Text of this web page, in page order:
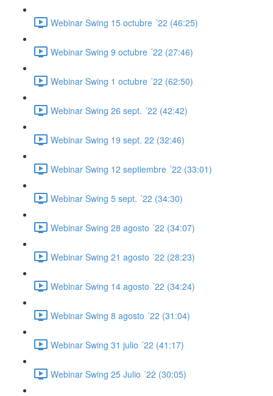
Webinar Swing 15 octubre ´22 (46:25)
Webinar Swing 9 octubre ´22 (27:46)
Webinar Swing 1 octubre ´22 (62:50)
Webinar Swing 26 sept. ´22 (42:42)
Webinar Swing 19 sept. 22 (32:46)
Webinar Swing 12 septiembre ´22 (33:01)
Webinar Swing 5 sept. ´22 (34:30)
Webinar Swing 28 agosto ´22 (34:07)
Webinar Swing 21 agosto ´22 (28:23)
Webinar Swing 14 agosto ´22 (34:24)
Webinar Swing 8 agosto ´22 (31:04)
Webinar Swing 31 julio ´22 (41:17)
Webinar Swing 25 Julio ´22 (30:05)